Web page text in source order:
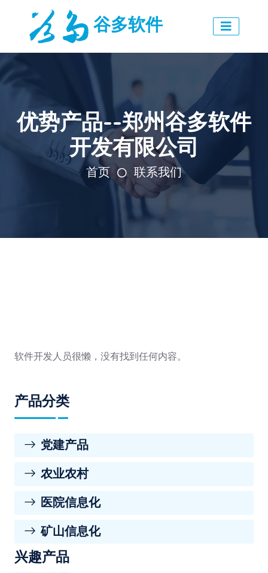
谷多软件
优势产品--郑州谷多软件
开发有限公司
首页 联系我们
软件开发人员很懒，没有找到任何内容。
产品分类
党建产品
农业农村
医院信息化
矿山信息化
兴趣产品